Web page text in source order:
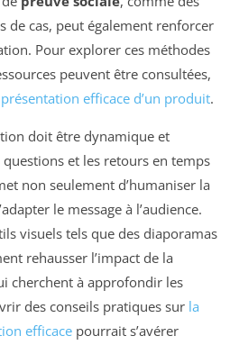
de cas, peut également renforcer
Pour explorer ces méthodes
peuvent être consultées,
efficace d’un produit.
doit être dynamique et
et les retours en temps
non seulement d’humaniser la
le message à l’audience.
visuels tels que des diaporamas
rehausser l’impact de la
cherchent à approfondir les
des conseils pratiques sur la
efficace pourrait s’avérer